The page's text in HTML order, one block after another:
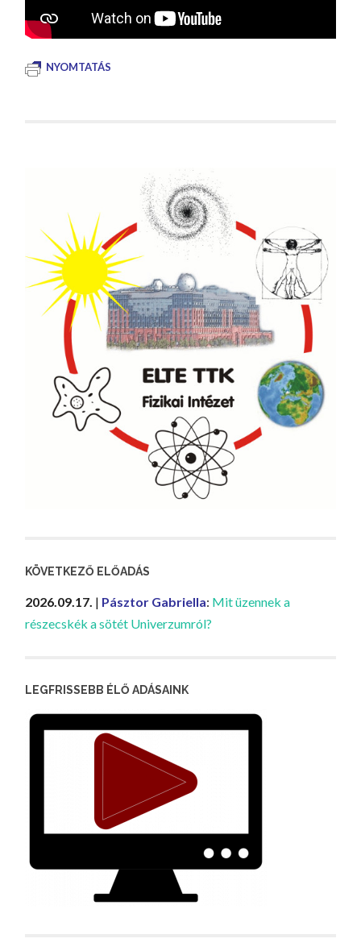
NYOMTATÁS
KÖVETKEZŐ ELŐADÁS
2026.09.17. | Pásztor Gabriella: Mit üzennek a
részecskék a sötét Univerzumról?
LEGFRISSEBB ÉLŐ ADÁSAINK